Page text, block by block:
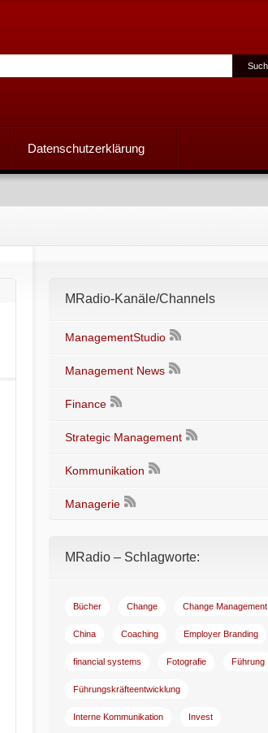
Datenschutzerklärung
MRadio-Kanäle/Channels
ManagementStudio
Management News
Finance
Strategic Management
Kommunikation
Managerie
MRadio – Schlagworte:
Bücher Change Change Management
China Coaching Employer Branding
financial systems Fotografie Führung
Führungskräfteentwicklung
Interne Kommunikation Invest